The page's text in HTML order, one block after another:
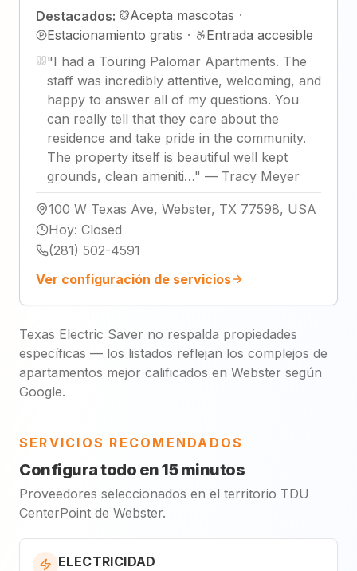
Destacados: Acepta mascotas ·
Estacionamiento gratis ·
Entrada accesible
"I had a Touring Palomar Apartments. The
staff was incredibly attentive, welcoming, and
happy to answer all of my questions. You
can really tell that they care about the
residence and take pride in the community.
The property itself is beautiful well kept
grounds, clean ameniti…" — Tracy Meyer
100 W Texas Ave, Webster, TX 77598, USA
Hoy: Closed
(281) 502-4591
Ver configuración de servicios
Texas Electric Saver no respalda propiedades
específicas — los listados reflejan los complejos de
apartamentos mejor calificados en Webster según
Google.
SERVICIOS RECOMENDADOS
Configura todo en 15 minutos
Proveedores seleccionados en el territorio TDU
CenterPoint de Webster.
ELECTRICIDAD